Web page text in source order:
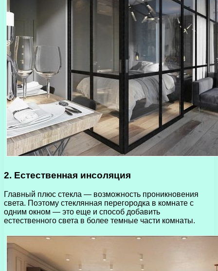
2. Естественная инсоляция
Главный плюс стекла — возможность проникновения
света. Поэтому стеклянная перегородка в комнате с
одним окном — это еще и способ добавить
естественного света в более темные части комнаты.